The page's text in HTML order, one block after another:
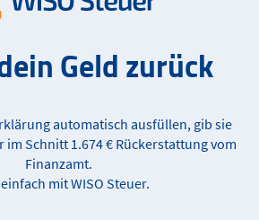
Geld zurück
automatisch ausfüllen, gib sie
Schnitt 1.674 € Rückerstattung vom
Finanzamt.
mit WISO Steuer.